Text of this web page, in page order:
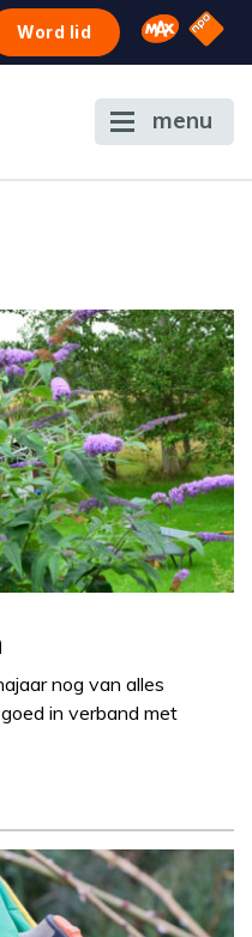
Word lid Omroep
NPO
menu
nog van alles
in verband met